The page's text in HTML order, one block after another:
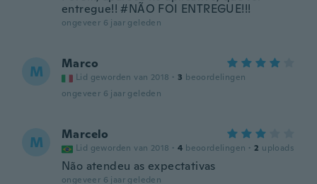
entregue!! #NÃO FOI ENTREGUE!!!
ongeveer 6 jaar geleden
M Marco
Lid geworden van 2018 · 3 beoordelingen
ongeveer 6 jaar geleden
M Marcelo
Lid geworden van 2018 · 4 beoordelingen · 2 uploads
Não atendeu as expectativas
ongeveer 6 jaar geleden